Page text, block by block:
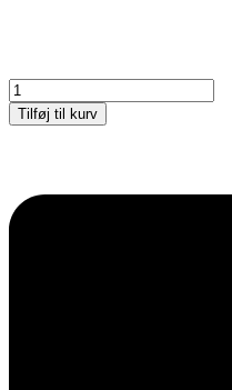
Sugekop
til
Wall
Tilføj til kurv